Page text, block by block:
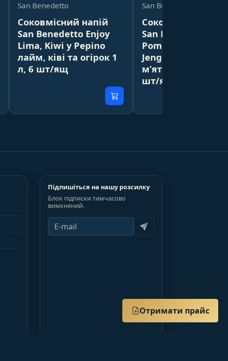
San Benedetto
Соковмісний напій
San Benedetto Enjoy
Lima, Kiwi y Pepino
лайм, ківі та огірок 1
л, 6 шт/ящ
San Benedetto
Соковмісний
San Benedetto
Pomelo, Menta,
Jengibre помело,
м’ята та імбир 1
шт/ящ
Підпишіться на нашу розсилку
Блок підписки тимчасово
вимкнений.
Отримати прайс